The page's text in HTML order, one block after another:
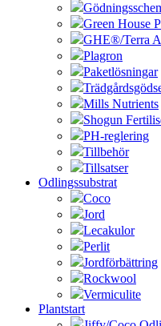
Green House
GHE®/Terra
Plagron
Paketlösningar
Mills Nutrients
Shogun
PH-reglering
Tillbehör
Tillsatser
Odlingssubstrat
Coco
Jord
Lecakulor
Perlit
Jordförbättring
Rockwool
Vermiculite
Plantstart